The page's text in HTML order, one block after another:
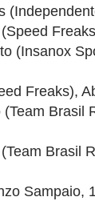
(Insanox
Freaks),
Brasil
Brasil
Sampaio,